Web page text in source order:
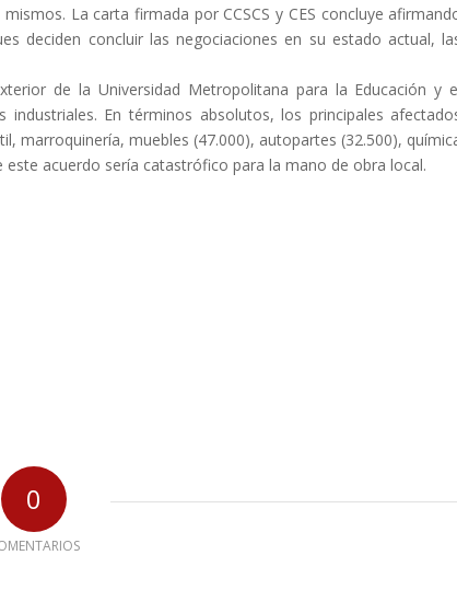
La carta firmada por CCSCS y CES concluye
deciden concluir las negociaciones en su estado actual,
de la Universidad Metropolitana para la Educación y
En términos absolutos, los principales
marroquinería, muebles (47.000), autopartes (32.500),
acuerdo sería catastrófico para la mano de obra local.
0